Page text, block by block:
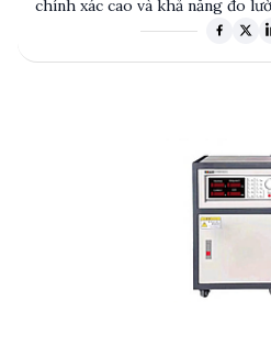
chính xác cao và khả năng đo
của TimeElectronics được ứng